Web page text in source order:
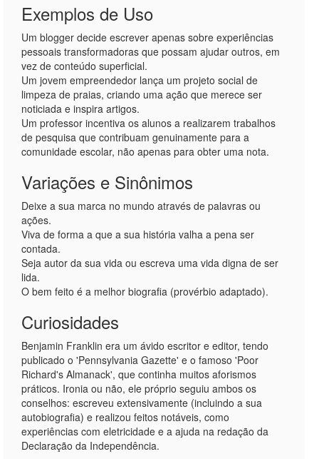
Exemplos de Uso
Um blogger decide escrever apenas sobre experiências
pessoais transformadoras que possam ajudar outros, em
vez de conteúdo superficial.
Um jovem empreendedor lança um projeto social de
limpeza de praias, criando uma ação que merece ser
noticiada e inspira artigos.
Um professor incentiva os alunos a realizarem trabalhos
de pesquisa que contribuam genuinamente para a
comunidade escolar, não apenas para obter uma nota.
Variações e Sinônimos
Deixe a sua marca no mundo através de palavras ou
ações.
Viva de forma a que a sua história valha a pena ser
contada.
Seja autor da sua vida ou escreva uma vida digna de ser
lida.
O bem feito é a melhor biografia (provérbio adaptado).
Curiosidades
Benjamin Franklin era um ávido escritor e editor, tendo
publicado o 'Pennsylvania Gazette' e o famoso 'Poor
Richard's Almanack', que continha muitos aforismos
práticos. Ironia ou não, ele próprio seguiu ambos os
conselhos: escreveu extensivamente (incluindo a sua
autobiografia) e realizou feitos notáveis, como
experiências com eletricidade e a ajuda na redação da
Declaração da Independência.